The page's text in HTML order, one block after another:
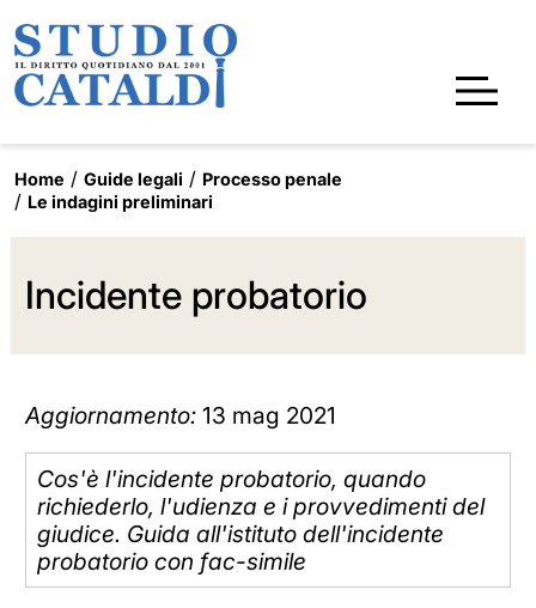
Home Guide legali
Processo penale
Le indagini preliminari
Incidente probatorio
Aggiornamento: 13 mag 2021
Cos'è l'incidente probatorio, quando
richiederlo, l'udienza e i provvedimenti del
giudice. Guida all'istituto dell'incidente
probatorio con fac-simile